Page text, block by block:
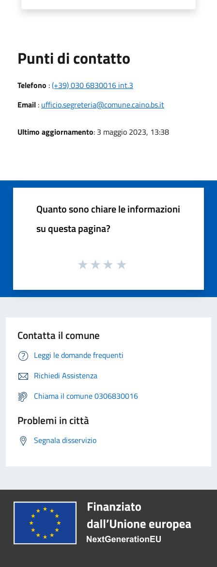
Punti di contatto
Telefono :(+39) 030 6830016 int.3
Email : ufficio.segreteria@comune.caino.bs.it
Ultimo aggiornamento: 3 maggio 2023, 13:38
Quanto sono chiare le informazioni
su questa pagina?
Contatta il comune
Leggi le domande frequenti
Richiedi Assistenza
Chiama il comune 0306830016
Problemi in città
Segnala disservizio